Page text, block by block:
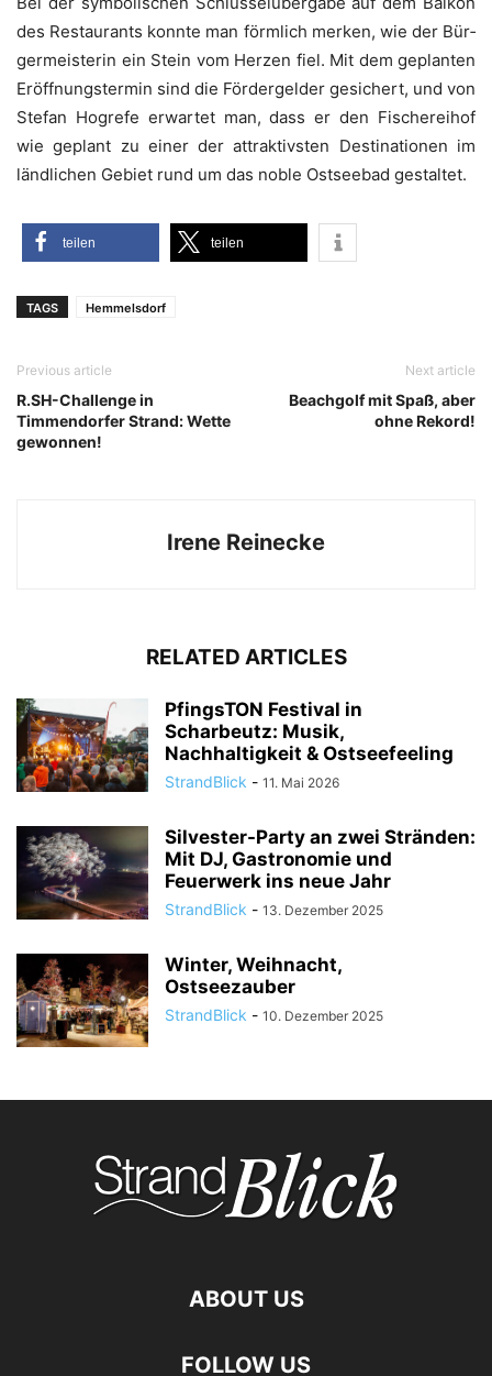
des Restau­rants konn­te man förm­lich mer­ken, wie der Bür­
ger­meis­te­rin ein Stein vom Her­zen fiel. Mit dem geplan­ten
Eröff­nungs­ter­min sind die För­der­gel­der gesi­chert, und von
Ste­fan Hog­re­fe erwar­tet man, dass er den Fische­rei­hof
wie geplant zu einer der attrak­tivs­ten Desti­na­tio­nen im
länd­li­chen Gebiet rund um das noble Ost­see­bad gestaltet.
tei­len tei­len
TAGS Hemmelsdorf
Previous article
R.SH-Challenge in
Timmendorfer Strand: Wette
gewonnen!
Next article
Beachgolf mit Spaß, aber
ohne Rekord!
Irene Reinecke
RELATED ARTICLES
PfingsTON Festival in
Scharbeutz: Musik,
Nachhaltigkeit & Ostseefeeling
StrandBlick - 11. Mai 2026
Silvester-Party an zwei Stränden:
Mit DJ, Gastronomie und
Feuerwerk ins neue Jahr
StrandBlick - 13. Dezember 2025
Winter, Weihnacht,
Ostseezauber
StrandBlick - 10. Dezember 2025
ABOUT US
FOLLOW US